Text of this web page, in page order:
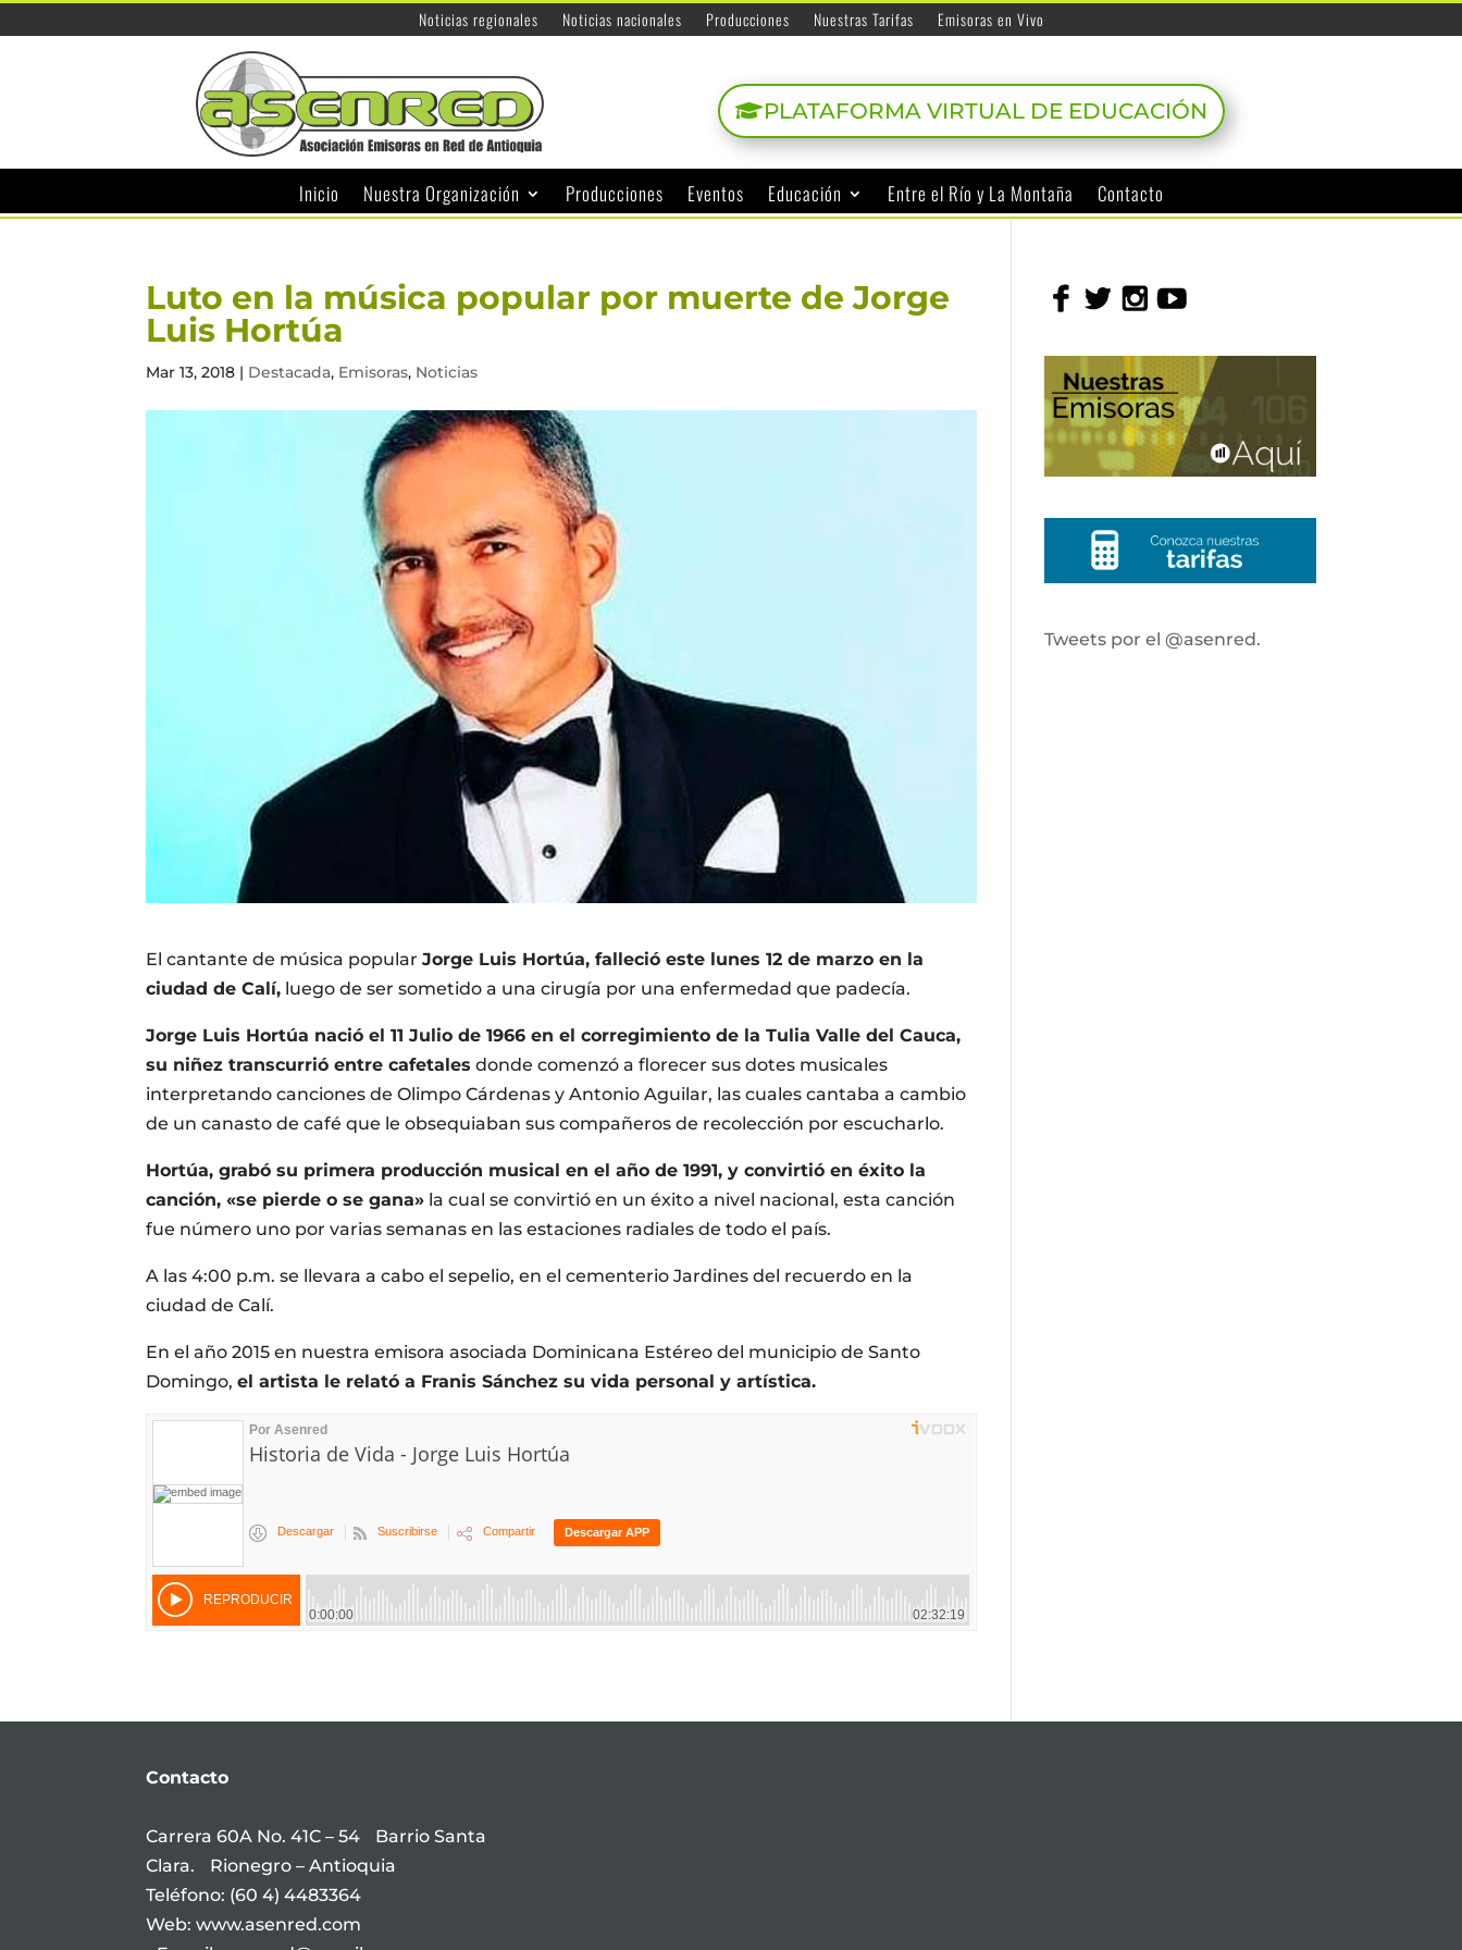
Noticias regionales Noticias nacionales Producciones Nuestras Tarifas Emisoras en Vivo
PLATAFORMA VIRTUAL DE EDUCACIÓN
Inicio Nuestra Organización Producciones Eventos Educación Entre el Río y La Montaña Contacto
Luto en la música popular por muerte de Jorge
Luis Hortúa
Mar 13, 2018 | Destacada, Emisoras, Noticias
El cantante de música popularJorge Luis Hortúa, falleció este lunes 12 de marzo en la
ciudad de Calí, luego de ser sometido a una cirugía por una enfermedad que padecía.
Jorge Luis Hortúa nació el 11 Julio de 1966 en el corregimiento de la Tulia Valle del Cauca,
su niñez transcurrió entre cafetales donde comenzó a florecer sus dotes musicales
interpretando canciones de Olimpo Cárdenas y Antonio Aguilar, las cuales cantaba a cambio
de un canasto de café que le obsequiaban sus compañeros de recolección por escucharlo.
Hortúa, grabó su primera producción musical en el año de 1991, y convirtió en éxito la
canción, «se pierde o se gana» la cual se convirtió en un éxito a nivel nacional, esta canción
fue número uno por varias semanas en las estaciones radiales de todo el país.
A las 4:00 p.m. se llevara a cabo el sepelio, en el cementerio Jardines del recuerdo en la
ciudad de Calí.
En el año 2015 en nuestra emisora asociada Dominicana Estéreo del municipio de Santo
Domingo,el artista le relató a Franis Sánchez su vida personal y artística.
Tweets por el @asenred.
Contacto
Carrera 60A No. 41C – 54 Barrio Santa
Clara. Rionegro – Antioquia
Teléfono: (60 4) 4483364
Web: www.asenred.com